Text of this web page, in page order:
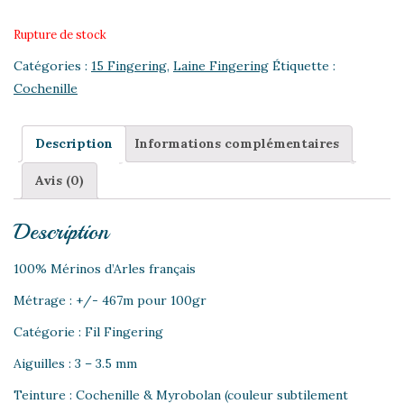
Rupture de stock
Catégories : 15 Fingering, Laine Fingering Étiquette :
Cochenille
Description Informations complémentaires
Avis (0)
Description
100% Mérinos d’Arles français
Métrage : +/- 467m pour 100gr
Catégorie : Fil Fingering
Aiguilles : 3 – 3.5 mm
Teinture : Cochenille & Myrobolan (couleur subtilement